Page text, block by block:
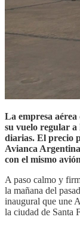
La empresa
su vuelo regular a
diarias. El precio
Avianca
con el mismo
A paso calmo y
la mañana del
inaugural que une
la ciudad de Santa